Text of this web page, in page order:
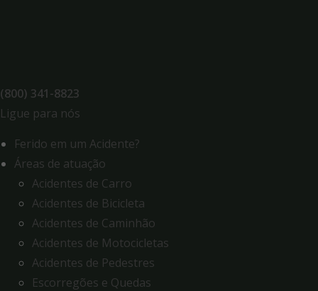
(800) 341-8823
Ligue para nós
Ferido em um Acidente?
Áreas de atuação
Acidentes de Carro
Acidentes de Bicicleta
Acidentes de Caminhão
Acidentes de Motocicletas
Acidentes de Pedestres
Escorregões e Quedas